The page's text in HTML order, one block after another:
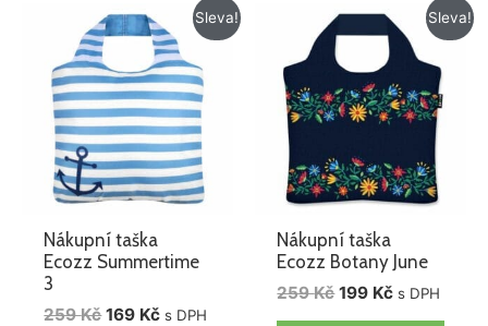
Sleva!
Nákupní taška
Ecozz Summertime
3
259Kč
Původní
cena
259 Kč.
169 Kč
Aktuální
cena
je:
169 Kč.
s DPH
Sleva!
Nákupní taška
Ecozz Botany June
259Kč
Původní
cena
259 Kč.
199 Kč
Aktuální
cena
je:
199 Kč.
s DPH